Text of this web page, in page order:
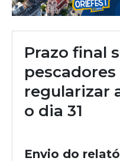
Prazo final
regularizar
o dia 31
Envio do